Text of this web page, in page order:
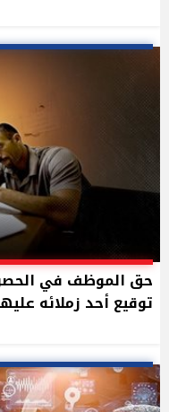
حق الموظف في
توقيع أحد زملائه